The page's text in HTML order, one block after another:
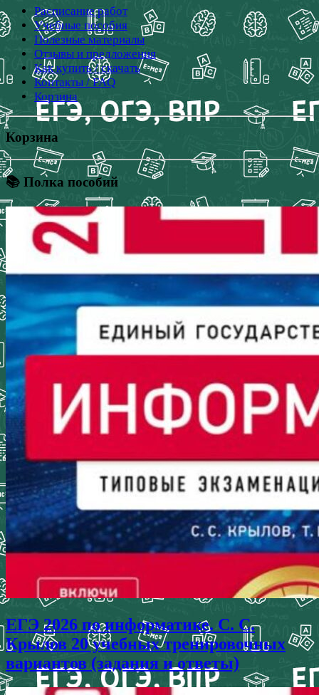
Расписание работ
Учебные пособия
Полезные материалы
Отзывы и предложения
Как купить / скачать
Контакты / FAQ
Корзина
Корзина
📚 Полка пособий
ЕГЭ 2026 по информатике. С. С.
Крылов 20 учебных тренировочных
вариантов (задания и ответы)